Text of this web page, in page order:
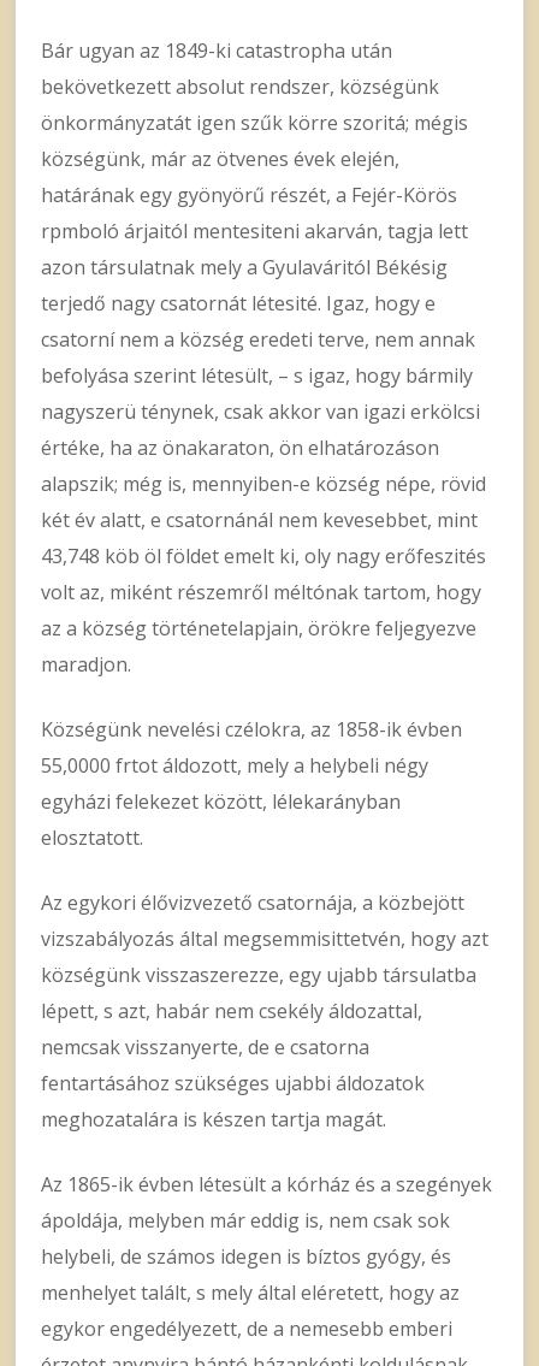
Bár ugyan az 1849-ki catastropha után
bekövetkezett absolut rendszer, községünk
önkormányzatát igen szűk körre szoritá; mégis
községünk, már az ötvenes évek elején,
határának egy gyönyörű részét, a Fejér-Körös
rpmboló árjaitól mentesiteni akarván, tagja lett
azon társulatnak mely a Gyulaváritól Békésig
terjedő nagy csatornát létesité. Igaz, hogy e
csatorní nem a község eredeti terve, nem annak
befolyása szerint létesült, – s igaz, hogy bármily
nagyszerü ténynek, csak akkor van igazi erkölcsi
értéke, ha az önakaraton, ön elhatározáson
alapszik; még is, mennyiben-e község népe, rövid
két év alatt, e csatornánál nem kevesebbet, mint
43,748 köb öl földet emelt ki, oly nagy erőfeszités
volt az, miként részemről méltónak tartom, hogy
az a község történetelapjain, örökre feljegyezve
maradjon.
Községünk nevelési czélokra, az 1858-ik évben
55,0000 frtot áldozott, mely a helybeli négy
egyházi felekezet között, lélekarányban
elosztatott.
Az egykori élővizvezető csatornája, a közbejött
vizszabályozás által megsemmisittetvén, hogy azt
községünk visszaszerezze, egy ujabb társulatba
lépett, s azt, habár nem csekély áldozattal,
nemcsak visszanyerte, de e csatorna
fentartásához szükséges ujabbi áldozatok
meghozatalára is készen tartja magát.
Az 1865-ik évben létesült a kórház és a szegények
ápoldája, melyben már eddig is, nem csak sok
helybeli, de számos idegen is bíztos gyógy, és
menhelyet talált, s mely által eléretett, hogy az
egykor engedélyezett, de a nemesebb emberi